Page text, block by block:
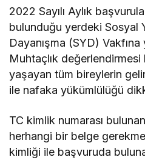
2022 Sayılı Aylık
bulunduğu yerdeki Sosyal
Dayanışma (SYD) Vakfına
Muhtaçlık
yaşayan tüm bireylerin
ile nafaka yükümlülüğü
TC kimlik numarası
herhangi bir belge
kimliği ile başvuruda